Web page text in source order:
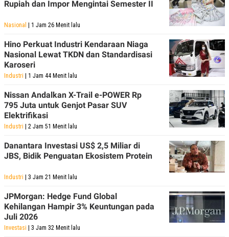
Rupiah dan Impor Mengintai Semester II
Nasional | 1 Jam 26 Menit lalu
Hino Perkuat Industri Kendaraan Niaga
Nasional Lewat TKDN dan Standardisasi
Karoseri
Industri | 1 Jam 44 Menit lalu
Nissan Andalkan X-Trail e-POWER Rp
795 Juta untuk Genjot Pasar SUV
Elektrifikasi
Industri | 2 Jam 51 Menit lalu
Danantara Investasi US$ 2,5 Miliar di
JBS, Bidik Penguatan Ekosistem Protein
Industri | 3 Jam 21 Menit lalu
JPMorgan: Hedge Fund Global
Kehilangan Hampir 3% Keuntungan pada
Juli 2026
Investasi | 3 Jam 32 Menit lalu